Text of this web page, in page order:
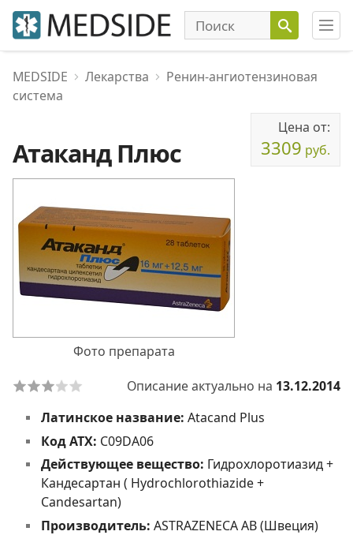
MEDSIDE Лекарства
Ренин-ангиотензиновая
система
Атаканд Плюс
Цена от:
3309 руб.
Фото препарата
Описание актуально на 13.12.2014
Латинское название: Atacand Plus
Код АТХ: C09DA06
Действующее вещество: Гидрохлоротиазид +
Кандесартан ( Hydrochlorothiazide +
Candesartan)
Производитель: ASTRAZENECA AB (Швеция)